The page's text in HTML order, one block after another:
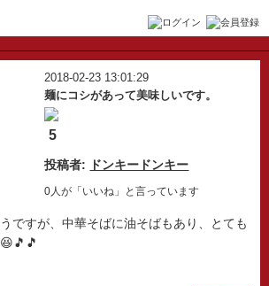
2018-02-23 13:01:29
麺にコシがあって美味しいです。
5
投稿者: ドンキードンキー
0人が「いいね」と言っています
ですが、中華そばに油そばもあり、とても